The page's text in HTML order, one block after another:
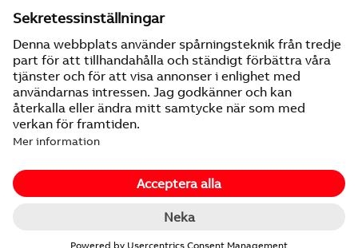
Leverantörsuppgifter
Integritetspolicy
Ändra inställningar för cookies